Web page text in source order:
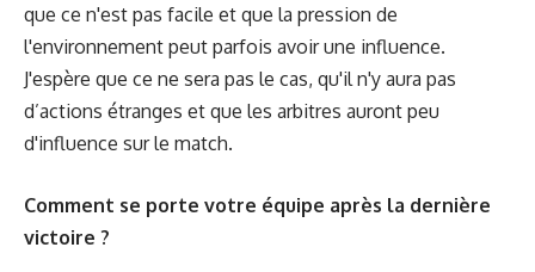
que ce n'est pas facile et que la pression de
l'environnement peut parfois avoir une influence.
J'espère que ce ne sera pas le cas, qu'il n'y aura pas
d’actions étranges et que les arbitres auront peu
d'influence sur le match.
Comment se porte votre équipe après la dernière
victoire ?